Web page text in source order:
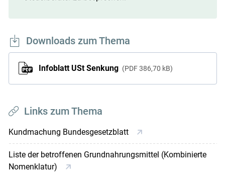
Downloads zum Thema
Infoblatt USt Senkung PDF 386,70 kB
Links zum Thema
Kundmachung Bundesgesetzblatt
Liste der betroffenen Grundnahrungsmittel (Kombinierte
Nomenklatur)